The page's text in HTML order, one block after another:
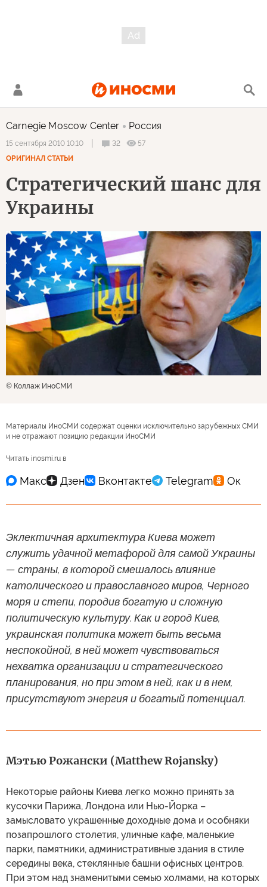
Carnegie Moscow Center Россия
15 сентября 2010 10:10 32
57
ОРИГИНАЛ СТАТЬИ
Стратегический шанс для
Украины
© Коллаж ИноСМИ
Материалы ИноСМИ содержат оценки исключительно зарубежных СМИ
и не отражают позицию редакции ИноСМИ
Читать inosmi.ru в
Эклектичная архитектура Киева может
служить удачной метафорой для самой Украины
— страны, в которой смешалось влияние
католического и православного миров, Черного
моря и степи, породив богатую и сложную
политическую культуру. Как и город Киев,
украинская политика может быть весьма
неспокойной, в ней может чувствоваться
нехватка организации и стратегического
планирования, но при этом в ней, как и в нем,
присутствуют энергия и богатый потенциал.
Мэтью Рожански (Matthew Rojansky)
Некоторые районы Киева легко можно принять за
кусочки Парижа, Лондона или Нью-Йорка –
замысловато украшенные доходные дома и особняки
позапрошлого столетия, уличные кафе, маленькие
парки, памятники, административные здания в стиле
середины века, стеклянные башни офисных центров.
При этом над знаменитыми семью холмами, на которых